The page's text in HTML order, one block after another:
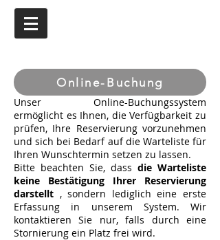
Online-Buchung
Unser Online-Buchungssystem
ermöglicht es Ihnen, die Verfügbarkeit zu
prüfen, Ihre Reservierung vorzunehmen
und sich bei Bedarf auf die Warteliste für
Ihren Wunschtermin setzen zu lassen.
Bitte beachten Sie, dass die Warteliste
keine Bestätigung Ihrer Reservierung
darstellt , sondern lediglich eine erste
Erfassung in unserem System. Wir
kontaktieren Sie nur, falls durch eine
Stornierung ein Platz frei wird.